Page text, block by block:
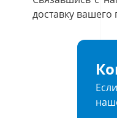
доставку вашего